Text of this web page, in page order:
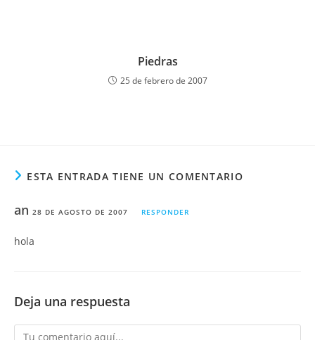
Piedras
25 de febrero de 2007
ESTA ENTRADA TIENE UN COMENTARIO
an 28 DE AGOSTO DE 2007 RESPONDER
hola
Deja una respuesta
Comentario